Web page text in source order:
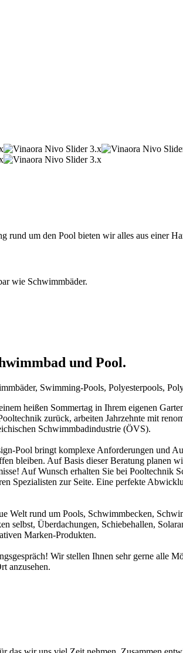
rund um den Pool bieten wir alles aus einer
wie Schwimmbäder.
und Pool.
Swimming-Pools, Polyesterpools,
heißen Sommertag in Ihrem eigenen
zurück, arbeiten Jahrzehnte mit
Schwimmbadindustrie (ÖVS).
Pool bringt komplexe Anforderungen und
bleiben. Auf Basis dieser Beratung planen
Auf Wunsch erhalten Sie bei
Spezialisten zur Seite. Eine perfekte
Welt rund um Pools, Schwimmbecken,
selbst, Überdachungen, Schiebehallen,
Marken-Produkten.
Wir stellen Ihnen sehr gerne alle
anzusehen.